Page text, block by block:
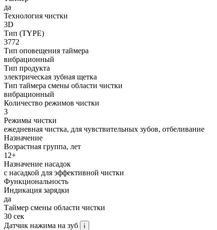
да
Технология чистки
3D
Тип (TYPE)
3772
Тип оповещения таймера
вибрационный
Тип продукта
электрическая зубная щетка
Тип таймера смены области чистки
вибрационный
Количество режимов чистки
3
Режимы чистки
ежедневная чистка, для чувствительных зубов, отбеливание
Назначение
Возрастная группа, лет
12+
Назначение насадок
с насадкой для эффективной чистки
Функциональность
Индикация зарядки
да
Таймер смены области чистки
30 сек
Датчик нажима на зуб
i